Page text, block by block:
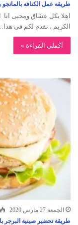
طريقه عمل الكنافه بالمانجو
اهلا بكل عشاق ومحبى
الكريم ، نقدم لكم فى
أكملى القراءة »
الجمعة 27 مارس 2020
طريقة تحضير صينية البرجر